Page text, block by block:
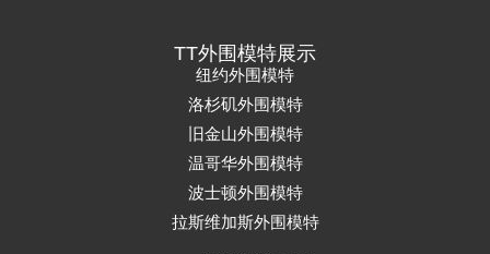
TT外围模特展示
纽约外围模特
洛杉矶外围模特
旧金山外围模特
温哥华外围模特
波士顿外围模特
拉斯维加斯外围模特